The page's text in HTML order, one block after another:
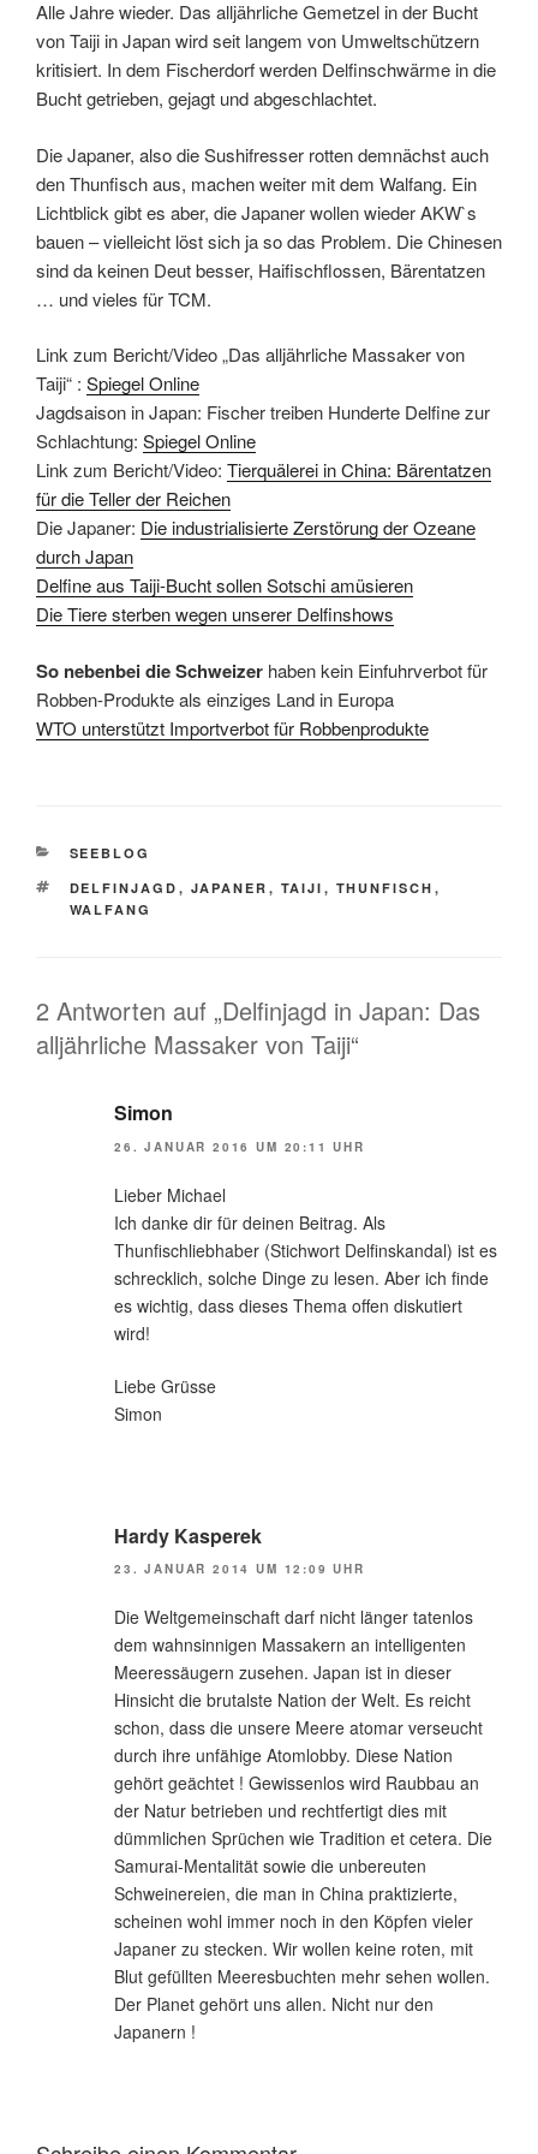
Alle Jahre wieder. Das alljährliche Gemetzel in der Bucht
von Taiji in Japan wird seit langem von Umweltschützern
kritisiert. In dem Fischerdorf werden Delfinschwärme in die
Bucht getrieben, gejagt und abgeschlachtet.
Die Japaner, also die Sushifresser rotten demnächst auch
den Thunfisch aus, machen weiter mit dem Walfang. Ein
Lichtblick gibt es aber, die Japaner wollen wieder AKW`s
bauen – vielleicht löst sich ja so das Problem. Die Chinesen
sind da keinen Deut besser, Haifischflossen, Bärentatzen
… und vieles für TCM.
Link zum Bericht/Video „Das alljährliche Massaker von
Taiji“ : Spiegel Online
Jagdsaison in Japan: Fischer treiben Hunderte Delfine zur
Schlachtung: Spiegel Online
Link zum Bericht/Video: Tierquälerei in China: Bärentatzen
für die Teller der Reichen
Die Japaner: Die industrialisierte Zerstörung der Ozeane
durch Japan
Delfine aus Taiji-Bucht sollen Sotschi amüsieren
Die Tiere sterben wegen unserer Delfinshows
So nebenbei die Schweizer haben kein Einfuhrverbot für
Robben-Produkte als einziges Land in Europa
WTO unterstützt Importverbot für Robbenprodukte
KATEGORIEN
SEEBLOG
SCHLAGWÖRTER
DELFINJAGD , JAPANER , TAIJI , THUNFISCH ,
WALFANG
2 Antworten auf „Delfinjagd in Japan: Das
alljährliche Massaker von Taiji“
Simon
26. JANUAR 2016 UM 20:11 UHR
Lieber Michael
Ich danke dir für deinen Beitrag. Als
Thunfischliebhaber (Stichwort Delfinskandal) ist es
schrecklich, solche Dinge zu lesen. Aber ich finde
es wichtig, dass dieses Thema offen diskutiert
wird!
Liebe Grüsse
Simon
Hardy Kasperek
23. JANUAR 2014 UM 12:09 UHR
Die Weltgemeinschaft darf nicht länger tatenlos
dem wahnsinnigen Massakern an intelligenten
Meeressäugern zusehen. Japan ist in dieser
Hinsicht die brutalste Nation der Welt. Es reicht
schon, dass die unsere Meere atomar verseucht
durch ihre unfähige Atomlobby. Diese Nation
gehört geächtet ! Gewissenlos wird Raubbau an
der Natur betrieben und rechtfertigt dies mit
dümmlichen Sprüchen wie Tradition et cetera. Die
Samurai-Mentalität sowie die unbereuten
Schweinereien, die man in China praktizierte,
scheinen wohl immer noch in den Köpfen vieler
Japaner zu stecken. Wir wollen keine roten, mit
Blut gefüllten Meeresbuchten mehr sehen wollen.
Der Planet gehört uns allen. Nicht nur den
Japanern !